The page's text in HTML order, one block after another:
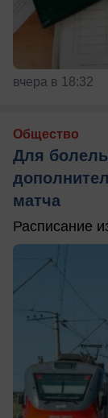
вчера в 18:32
Общество
Для
матча
Расписание